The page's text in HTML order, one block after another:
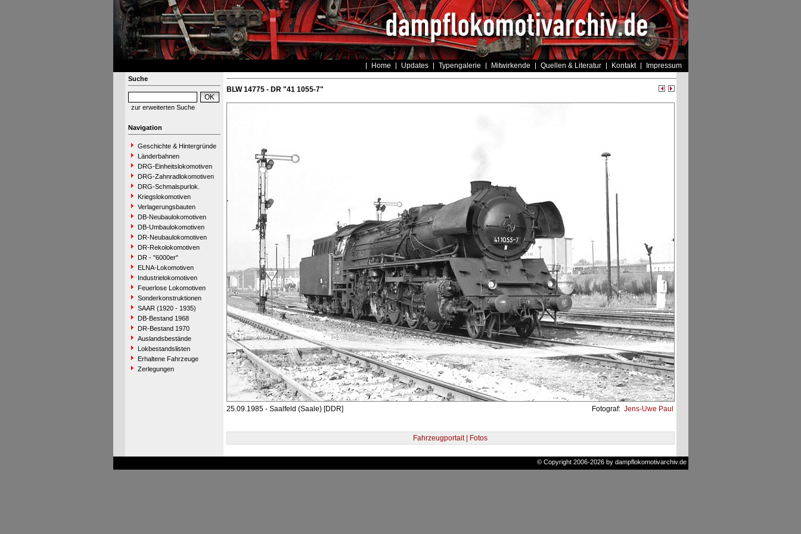
Home Updates Typengalerie Mitwirkende Quellen & Literatur Kontakt Impressum
Suche
zur erweiterten Suche
Navigation
Geschichte & Hintergründe
Länderbahnen
DRG-Einheitslokomotiven
DRG-Zahnradlokomotiven
DRG-Schmalspurlok.
Kriegslokomotiven
Verlagerungsbauten
DB-Neubaulokomotiven
DB-Umbaulokomotiven
DR-Neubaulokomotiven
DR-Rekolokomotiven
DR - "6000er"
ELNA-Lokomotiven
Industrielokomotiven
Feuerlose Lokomotiven
Sonderkonstruktionen
SAAR (1920 - 1935)
DB-Bestand 1968
DR-Bestand 1970
Auslandsbestände
Lokbestandslisten
Erhaltene Fahrzeuge
Zerlegungen
BLW 14775 - DR "41 1055-7"
25.09.1985 - Saalfeld (Saale) [DDR] Fotograf: Jens-Uwe Paul
Fahrzeugportait | Fotos
© Copyright 2006-2026 by dampflokomotivarchiv.de